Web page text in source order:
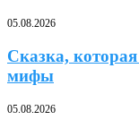
05.08.2026
Сказка,
мифы
05.08.2026